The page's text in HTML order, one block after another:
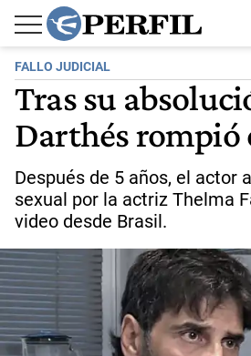
FALLO JUDICIAL
Tras su
Darthés rompió
Después de 5 años, el actor
sexual por la actriz Thelma
video desde Brasil.